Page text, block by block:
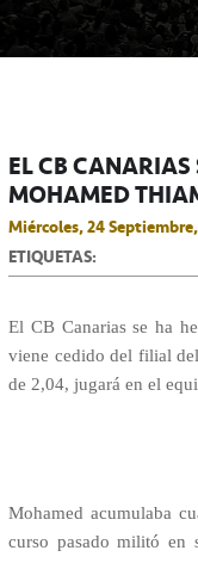
EL CB CANARIAS
MOHAMED
Miércoles, 24 Septiembre,
ETIQUETAS:
El CB Canarias se ha
viene cedido del filial
de 2,04, jugará en el
Mohamed acumulaba
curso pasado militó en